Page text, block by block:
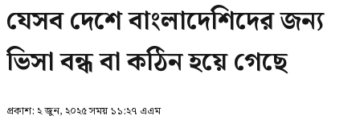
যেসব দেশে বাংলাদেশিদের জন্য
ভিসা বন্ধ বা কঠিন হয়ে গেছে
প্রকাশ: ২ জুন, ২০২৫ সময় ১১:২৭ এএম